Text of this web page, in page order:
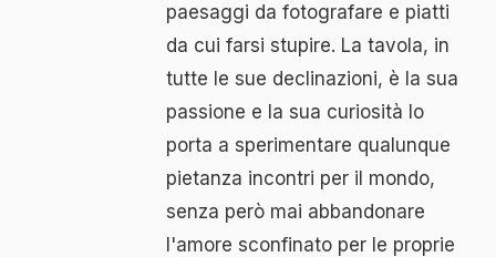
paesaggi da fotografare e piatti
da cui farsi stupire. La tavola, in
tutte le sue declinazioni, è la sua
passione e la sua curiosità lo
porta a sperimentare qualunque
pietanza incontri per il mondo,
senza però mai abbandonare
l'amore sconfinato per le proprie